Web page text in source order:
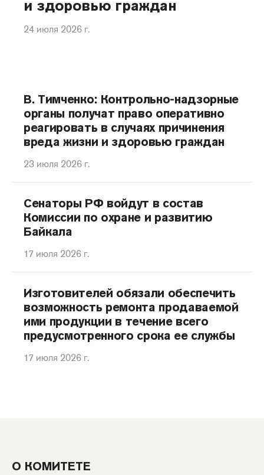
и здоровью граждан
24 июля 2026 г.
В. Тимченко: Контрольно-надзорные
органы получат право оперативно
реагировать в случаях причинения
вреда жизни и здоровью граждан
23 июля 2026 г.
Сенаторы РФ войдут в состав
Комиссии по охране и развитию
Байкала
17 июля 2026 г.
Изготовителей обязали обеспечить
возможность ремонта продаваемой
ими продукции в течение всего
предусмотренного срока ее службы
17 июля 2026 г.
О КОМИТЕТЕ